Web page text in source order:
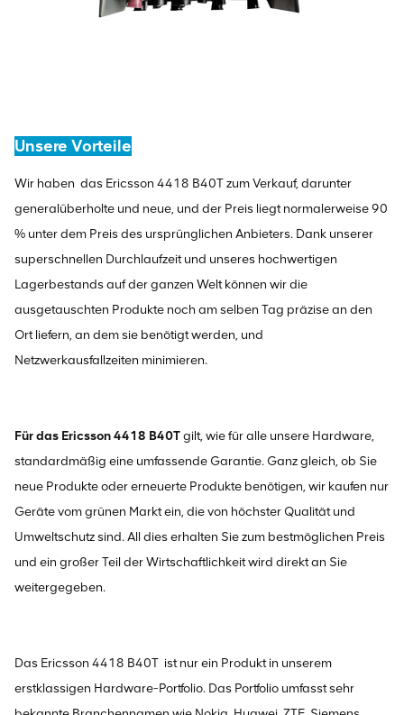
Unsere Vorteile
Wir haben das Ericsson 4418 B40Tzum Verkauf, darunter
generalüberholte und neue, und der Preis liegt normalerweise 90
% unter dem Preis des ursprünglichen Anbieters. Dank unserer
superschnellen Durchlaufzeit und unseres hochwertigen
Lagerbestands auf der ganzen Welt können wir die
ausgetauschten Produkte noch am selben Tag präzise an den
Ort liefern, an dem sie benötigt werden, und
Netzwerkausfallzeiten minimieren.
Für das Ericsson 4418 B40Tgilt, wie für alle unsere Hardware,
standardmäßig eine umfassende Garantie. Ganz gleich, ob Sie
neue Produkte oder erneuerte Produkte benötigen, wir kaufen nur
Geräte vom grünen Markt ein, die von höchster Qualität und
Umweltschutz sind. All dies erhalten Sie zum bestmöglichen Preis
und ein großer Teil der Wirtschaftlichkeit wird direkt an Sie
weitergegeben.
Das Ericsson 4418 B40T ist nur ein Produkt in unserem
erstklassigen Hardware-Portfolio. Das Portfolio umfasst sehr